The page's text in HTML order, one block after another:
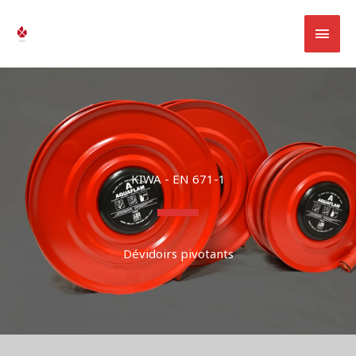
KIWA - EN 671-1
Dévidoirs pivotants